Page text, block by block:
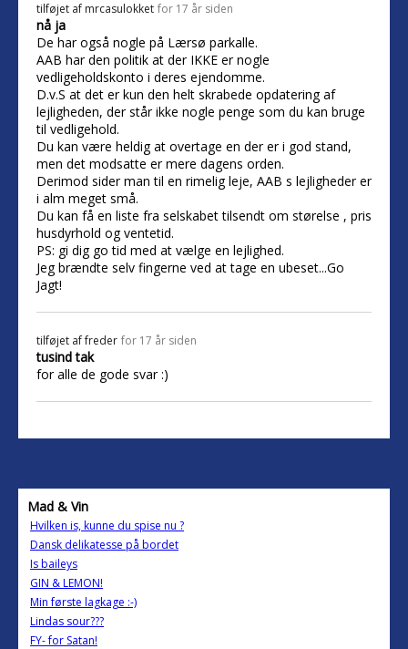
tilføjet af mrcasulokket for 17 år siden
nå ja
De har også nogle på Lærsø parkalle.
AAB har den politik at der IKKE er nogle
vedligeholdskonto i deres ejendomme.
D.v.S at det er kun den helt skrabede opdatering af
lejligheden, der står ikke nogle penge som du kan bruge
til vedligehold.
Du kan være heldig at overtage en der er i god stand,
men det modsatte er mere dagens orden.
Derimod sider man til en rimelig leje, AAB s lejligheder er
i alm meget små.
Du kan få en liste fra selskabet tilsendt om størelse , pris
husdyrhold og ventetid.
PS: gi dig go tid med at vælge en lejlighed.
Jeg brændte selv fingerne ved at tage en ubeset...Go
Jagt!
tilføjet affreder for 17 år siden
tusind tak
for alle de gode svar :)
Mad & Vin
Hvilken is, kunne du spise nu ?
Dansk delikatesse på bordet
Is baileys
GIN & LEMON!
Min første lagkage :-)
Lindas sour???
FY- for Satan!